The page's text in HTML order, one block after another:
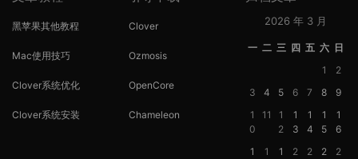
黑苹果其他教程
Mac使用技巧
Clover系统优化
Clover系统安装
Clover
Ozmosis
OpenCore
Chameleon
2026 年 3 月
一 二 三 四 五 六 日
1
2
3
4 5 6 7 8
9
1
0
11
1
2
1
3
1
4
1
5
1
6
1
1
1
2
2
2
2